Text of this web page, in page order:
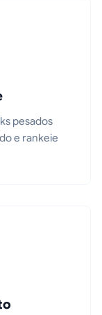
pesados
e rankeie